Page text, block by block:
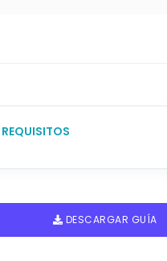
REQUISITOS
DESCARGAR GUÍA